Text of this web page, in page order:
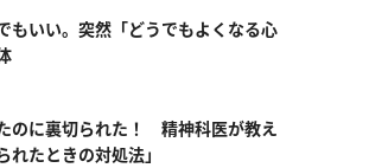
もいい。突然「どうでもよくなる心
のに裏切られた！ 精神科医が教え
れたときの対処法」